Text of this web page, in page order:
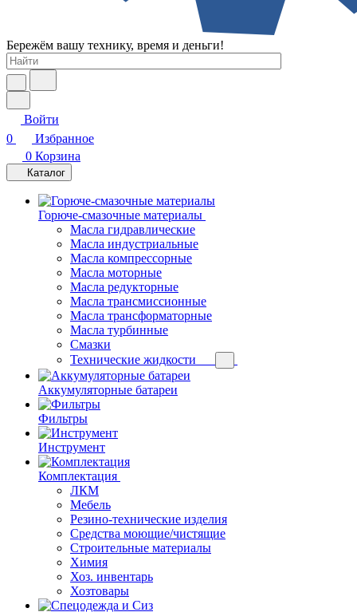
Бережём вашу технику, время и деньги!
Войти
0
Избранное
0 Корзина
Каталог
Горюче-смазочные материалы
Масла гидравлические
Масла индустриальные
Масла компрессорные
Масла моторные
Масла редукторные
Масла трансмиссионные
Масла трансформаторные
Масла турбинные
Смазки
Технические жидкости
Аккумуляторные батареи
Фильтры
Инструмент
Комплектация
ЛКМ
Мебель
Резино-технические изделия
Средства моющие/чистящие
Строительные материалы
Химия
Хоз. инвентарь
Хозтовары